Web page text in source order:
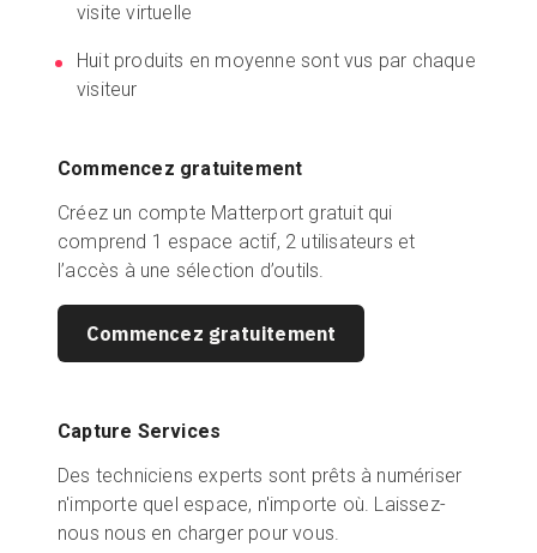
visite virtuelle
Huit produits en moyenne sont vus par chaque
visiteur
Commencez gratuitement
Créez un compte Matterport gratuit qui
comprend 1 espace actif, 2 utilisateurs et
l’accès à une sélection d’outils.
Commencez gratuitement
Capture Services
Des techniciens experts sont prêts à numériser
n'importe quel espace, n'importe où. Laissez-
nous nous en charger pour vous.